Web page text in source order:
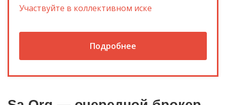
Участвуйте в коллективном иске
Подробнее